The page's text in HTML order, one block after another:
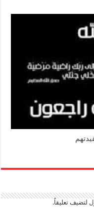
لتضيف تعليقاً.